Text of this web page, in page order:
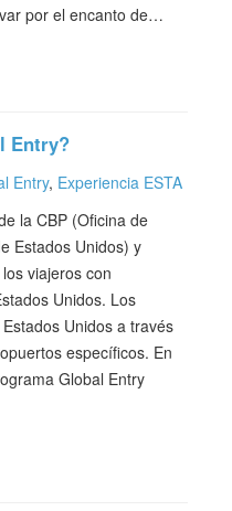
por el encanto de…
Entry?
Entry, Experiencia ESTA
la CBP (Oficina de
Estados Unidos) y
viajeros con
Unidos. Los
Unidos a través
específicos. En
Global Entry